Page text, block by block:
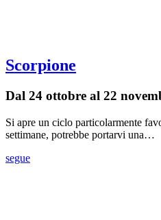
Scorpione
Dal 24 ottobre al 22
Si apre un ciclo particolarmente
settimane, potrebbe portarvi una…
segue